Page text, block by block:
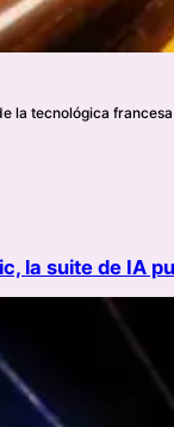
la tecnológica
la suite de IA